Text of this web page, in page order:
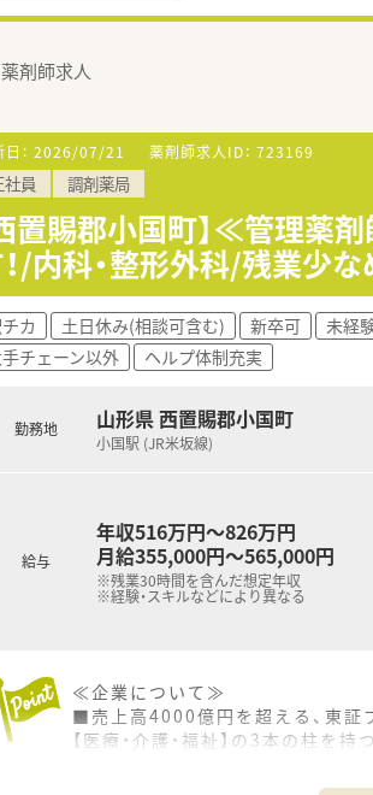
剤師求人
： 2026/07/21 薬剤師求人ID： 723169
社員 調剤薬局
置賜郡小国町】≪管理薬
/内科・整形外科/残業少
カ 土日休み(相談可含む) 新卒可 未経
チェーン以外
ヘルプ体制充実
勤務地 山形県 西置賜郡小国町
小国駅 (JR米坂線)
給与
年収516万円～826万円
月給355,000円～565,000円
※残業30時間を含んだ想定年収
※経験・スキルなどにより異なる
≪企業について≫
■売上高4000億円を超える、東証
【医療・介護・福祉】の3本の柱を